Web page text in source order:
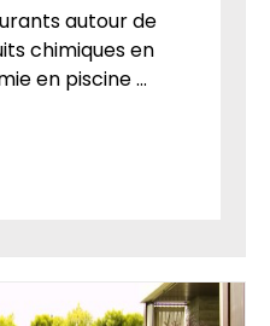
autour de
chimiques en
en piscine ...